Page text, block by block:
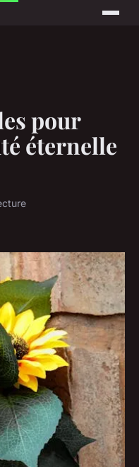
pour
éternelle